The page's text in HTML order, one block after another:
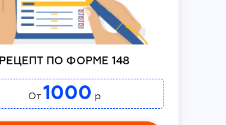
РЕЦЕПТ ПО ФОРМЕ 148
От 1000 р